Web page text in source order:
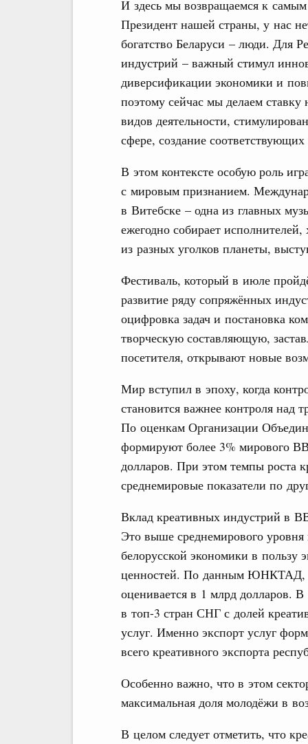
И здесь мы возвращаемся к
Президент нашей страны, у нас
богатство Беларуси – люди. Для
индустрий – важный стимул
диверсификации экономики и
поэтому сейчас мы делаем
видов деятельности,
сфере, создание
В этом контексте особую роль
с мировым признанием.
в Витебске – одна из главных
ежегодно собирает
из разных уголков планеты,
Фестиваль, который в июле
развитие ряду сопряжённых
оцифровка задач и постановка
творческую составляющую,
посетителя, открывают новые
Мир вступил в эпоху, когда
становится важнее контроля
По оценкам Организации
формируют более 3% мирового
долларов. При этом темпы роста
среднемировые показатели по
Вклад креативных индустрий в
Это выше среднемирового уровня
белорусской экономики в
ценностей. По данным ЮНКТАД,
оценивается в 1 млрд долларов.
в топ-3 стран СНГ с долей
услуг. Именно экспорт услуг
всего креативного экспорта
Особенно важно, что в этом
максимальная доля молодёжи в
В целом следует отметить, что